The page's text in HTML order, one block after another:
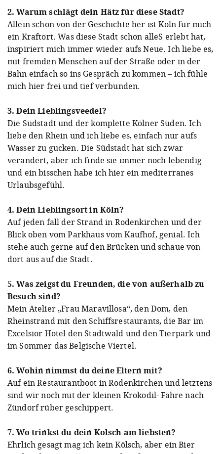
2. Warum schlägt dein Hätz für diese Stadt?
Allein schon von der Geschichte her ist Köln für mich
ein Kraftort. Was diese Stadt schon alleS erlebt hat,
inspiriert mich immer wieder aufs Neue. Ich liebe es,
mit fremden Menschen auf der Straße oder in der
Bahn einfach so ins Gespräch zu kommen – ich fühle
mich hier frei und tief verbunden.
3. Dein Lieblingsveedel?
Die Südstadt und der komplette Kölner Süden. Ich
liebe den Rhein und ich liebe es, einfach nur aufs
Wasser zu gucken. Die Südstadt hat sich zwar
verändert, aber ich finde sie immer noch lebendig
und ein bisschen habe ich hier ein mediterranes
Urlaubsgefühl.
4. Dein Lieblingsort in Köln?
Auf jeden fall der Strand in Rodenkirchen und der
Blick oben vom Parkhaus vom Kaufhof, genial. Ich
stehe auch gerne auf den Brücken und schaue von
dort aus auf die Stadt.
5. Was zeigst du Freunden, die von außerhalb zu
Besuch sind?
Mein Atelier „Frau Maravillosa“, den Dom, den
Rheinstrand mit den Schiffsrestaurants, die Bar im
Excelsior Hotel den Stadtwald und den Tierpark und
im Sommer das Belgische Viertel.
6. Wohin nimmst du deine Eltern mit?
Auf ein Restaurantboot in Rodenkirchen und letztens
sind wir noch mit der kleinen Krokodil- Fähre nach
Zündorf rüber geschippert.
7. Wo trinkst du dein Kölsch am liebsten?
Ehrlich gesagt mag ich kein Kölsch, aber ein Bier